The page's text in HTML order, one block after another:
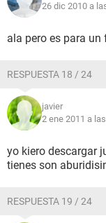
26 dic 2010 a
ala pero es para
RESPUESTA 18 / 24
javier
2 ene 2011 a
yo kiero descargar
tienes son
RESPUESTA 19 / 24